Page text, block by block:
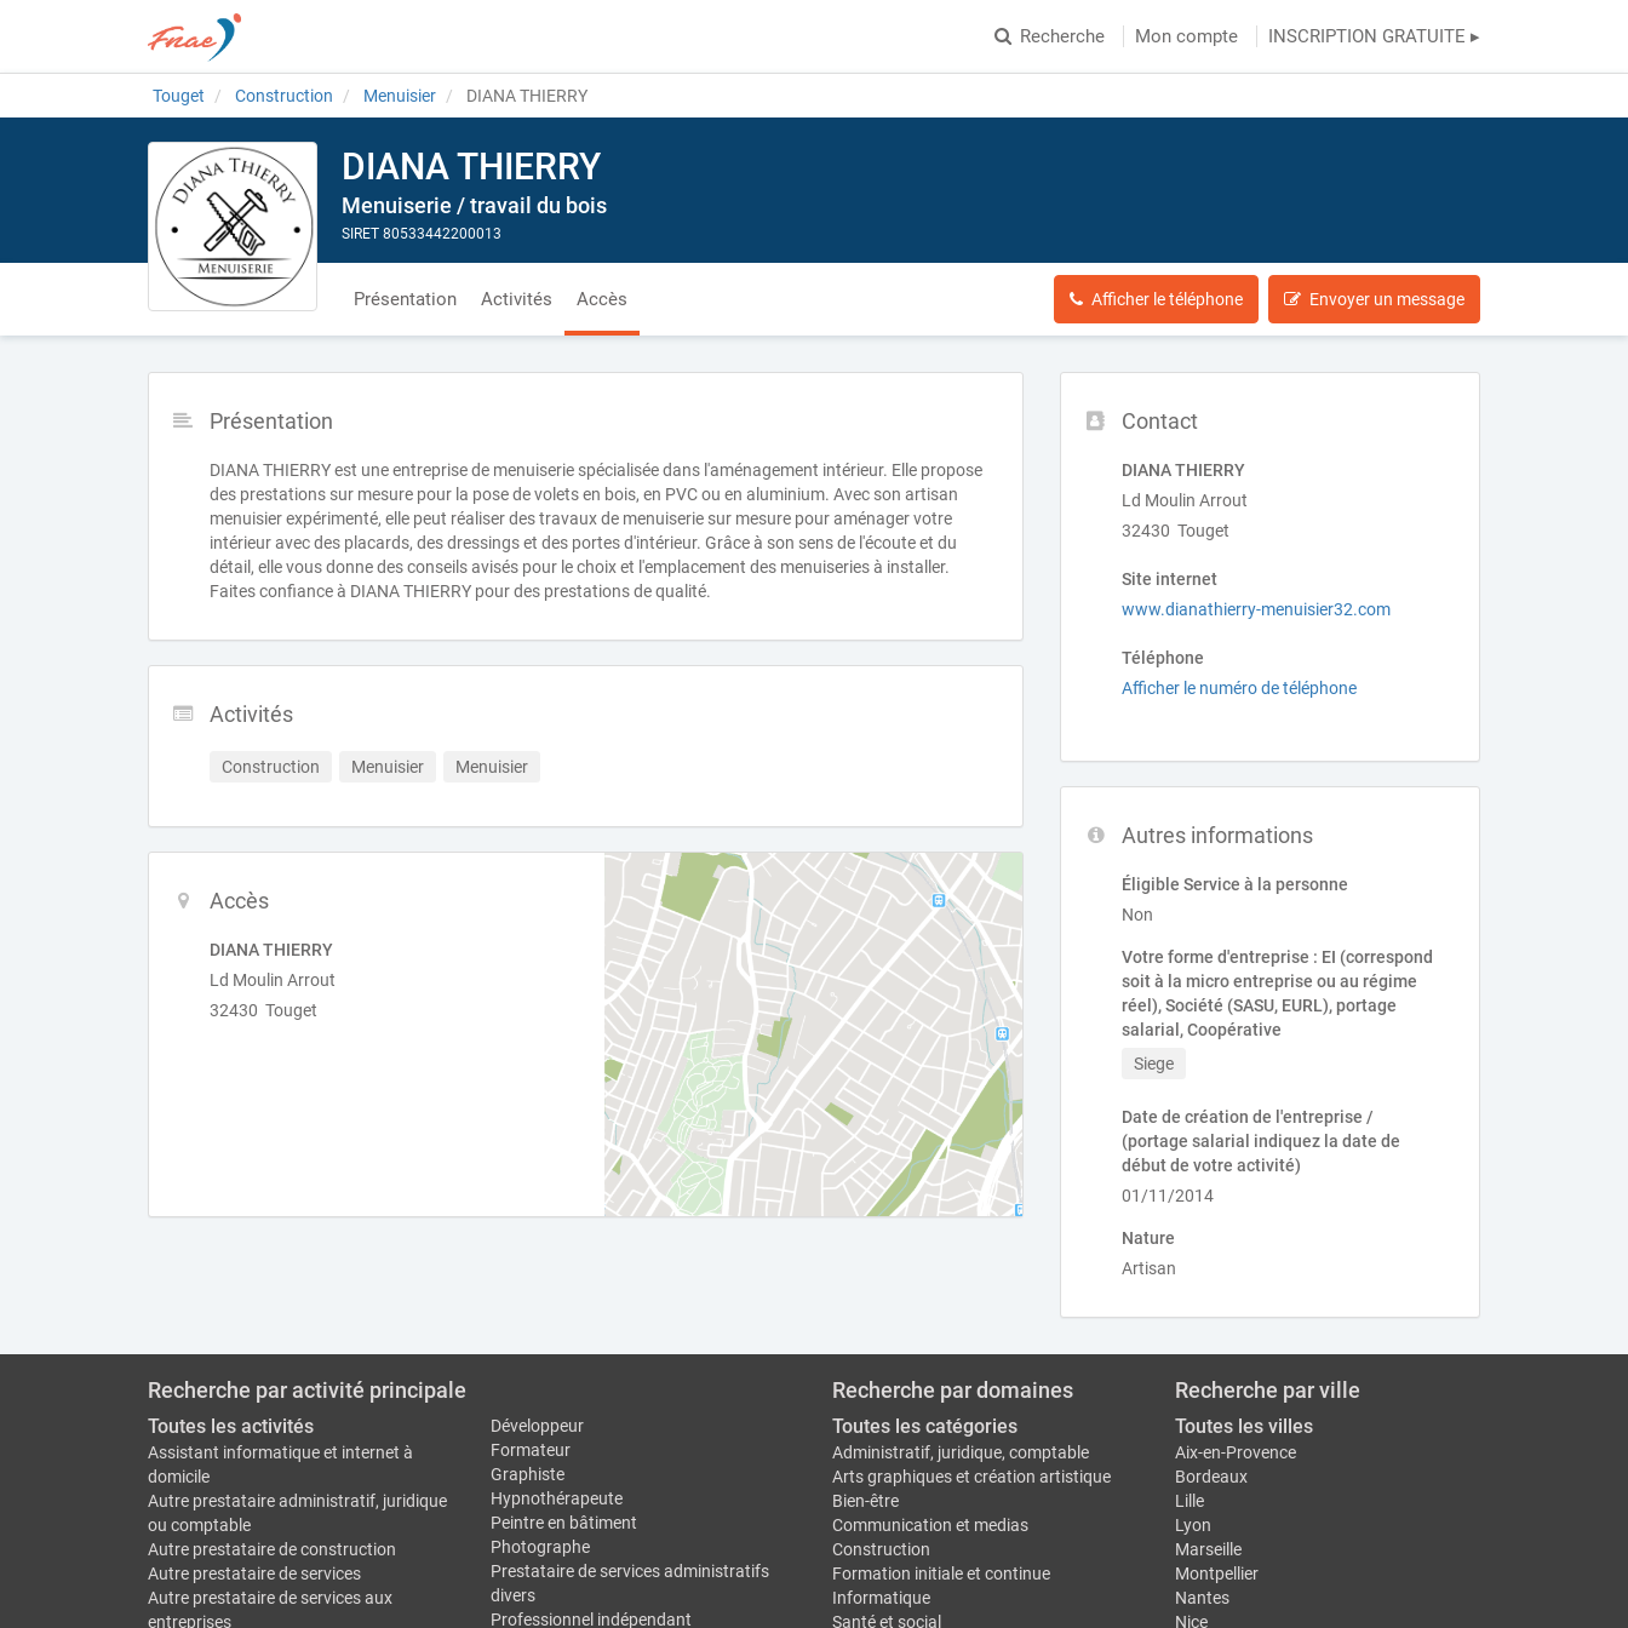
Recherche Mon compte INSCRIPTION GRATUITE ▸
Touget Construction Menuisier DIANA THIERRY
DIANA THIERRY
Menuiserie / travail du bois
SIRET 80533442200013
Présentation Activités Accès Afficher le téléphone Envoyer un message
Contact
DIANA THIERRY
Ld Moulin Arrout
32430 Touget
Site internet
www.dianathierry-menuisier32.com
Téléphone
Afficher le numéro de téléphone
Autres informations
Éligible Service à la personne
Non
Votre forme d'entreprise : EI (correspond
soit à la micro entreprise ou au régime
réel), Société (SASU, EURL), portage
salarial, Coopérative
Siege
Date de création de l'entreprise /
(portage salarial indiquez la date de
début de votre activité)
01/11/2014
Nature
Artisan
Présentation
DIANA THIERRY est une entreprise de menuiserie spécialisée dans l'aménagement intérieur. Elle propose
des prestations sur mesure pour la pose de volets en bois, en PVC ou en aluminium. Avec son artisan
menuisier expérimenté, elle peut réaliser des travaux de menuiserie sur mesure pour aménager votre
intérieur avec des placards, des dressings et des portes d'intérieur. Grâce à son sens de l'écoute et du
détail, elle vous donne des conseils avisés pour le choix et l'emplacement des menuiseries à installer.
Faites confiance à DIANA THIERRY pour des prestations de qualité.
Activités
Construction Menuisier Menuisier
Accès
DIANA THIERRY
Ld Moulin Arrout
32430 Touget
Recherche par activité principale
Toutes les activités
Assistant informatique et internet à
domicile
Autre prestataire administratif, juridique
ou comptable
Autre prestataire de construction
Autre prestataire de services
Autre prestataire de services aux
entreprises
Développeur
Formateur
Graphiste
Hypnothérapeute
Peintre en bâtiment
Photographe
Prestataire de services administratifs
divers
Professionnel indépendant
Recherche par domaines
Toutes les catégories
Administratif, juridique, comptable
Arts graphiques et création artistique
Bien-être
Communication et medias
Construction
Formation initiale et continue
Informatique
Santé et social
Recherche par ville
Toutes les villes
Aix-en-Provence
Bordeaux
Lille
Lyon
Marseille
Montpellier
Nantes
Nice